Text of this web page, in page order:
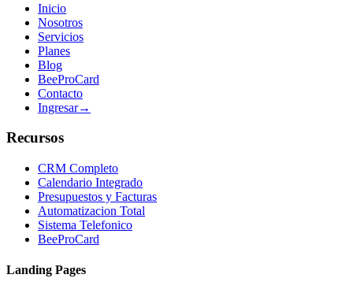
Inicio
Nosotros
Servicios
Planes
Blog
BeeProCard
Contacto
Ingresar→
Recursos
CRM Completo
Calendario Integrado
Presupuestos y Facturas
Automatizacion Total
Sistema Telefonico
BeeProCard
Landing Pages